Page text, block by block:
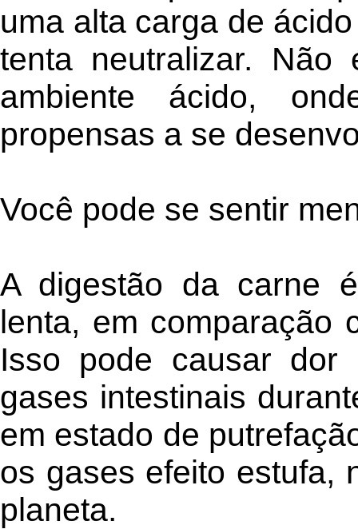
uma alta carga de
tenta neutralizar.
ambiente ácido,
propensas a se
Você pode se sentir
A digestão da carne
lenta, em comparação
Isso pode causar dor
gases intestinais
em estado de
os gases efeito estufa,
planeta.